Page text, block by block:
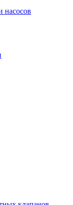
насосов